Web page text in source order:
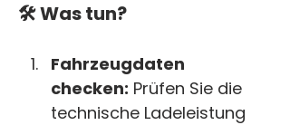
🛠️ Was tun?
Fahrzeugdaten
checken: Prüfen Sie die
technische Ladeleistung